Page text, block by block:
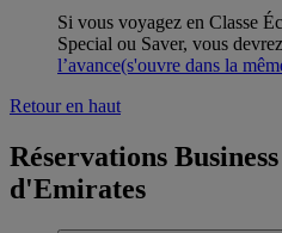
Si vous voyagez en Classe
Special ou Saver, vous
l’avance(s'ouvre dans la
Retour en haut
Réservations
d'Emirates